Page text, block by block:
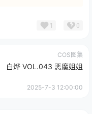
1 0
COS图集
白烨 VOL.043 恶魔姐姐
2025-7-3 12:00:00